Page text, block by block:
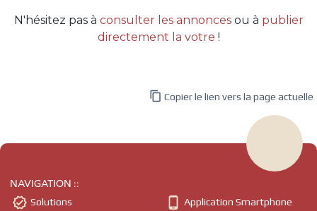
N'hésitez pas à consulter les annoncesou à publier
directement la votre !
 Copier le lien vers la page actuelle
NAVIGATION ::
 Solutions  Application Smartphone